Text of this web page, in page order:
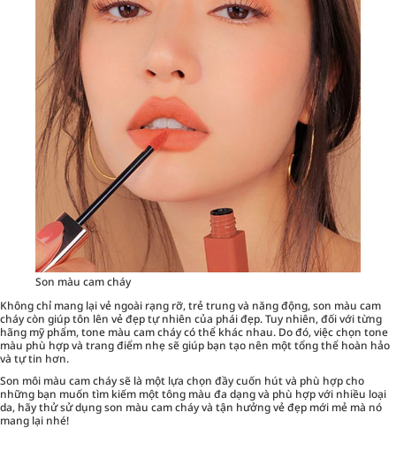
Son màu cam cháy
Không chỉ mang lại vẻ ngoài rạng rỡ, trẻ trung và năng động, son màu cam
cháy còn giúp tôn lên vẻ đẹp tự nhiên của phái đẹp. Tuy nhiên, đối với từng
hãng mỹ phẩm, tone màu cam cháy có thể khác nhau. Do đó, việc chọn tone
màu phù hợp và trang điểm nhẹ sẽ giúp bạn tạo nên một tổng thể hoàn hảo
và tự tin hơn.
Son môi màu cam cháy sẽ là một lựa chọn đầy cuốn hút và phù hợp cho
những bạn muốn tìm kiếm một tông màu đa dạng và phù hợp với nhiều loại
da, hãy thử sử dụng son màu cam cháy và tận hưởng vẻ đẹp mới mẻ mà nó
mang lại nhé!